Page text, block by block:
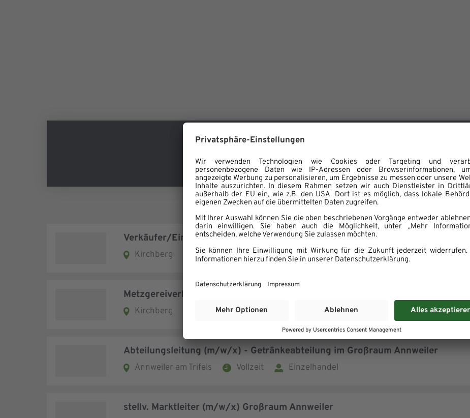
FINDE DEINEN JOB
Verkäufer/Einzelhandelskaufmann (m/w/x)
Kirchberg Aushilfe, Teilzeit Einzelhandel
Metzgereiverkäufer (m/w/x)
Kirchberg Aushilfe, Teilzeit, Vollzeit Metzgerei
Abteilungsleitung (m/w/x) - Getränkeabteilung im Großraum Annweiler
Annweiler am Trifels Vollzeit Einzelhandel
stellv. Marktleiter (m/w/x) Großraum Annweiler